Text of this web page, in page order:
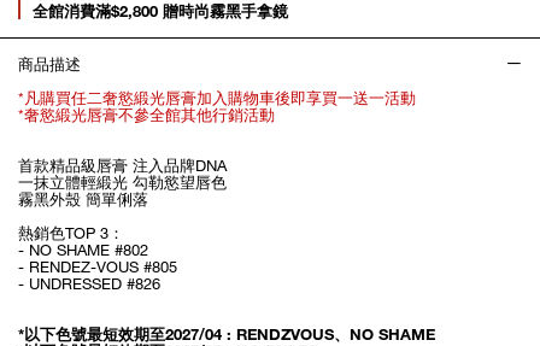
全館消費滿$2,800 贈時尚霧黑手拿鏡
商品描述
*凡購買任二奢慾緞光唇膏加入購物車後即享買一送一活動
*奢慾緞光唇膏不參全館其他行銷活動
首款精品級唇膏 注入品牌DNA
一抹立體輕緞光 勾勒慾望唇色
霧黑外殼 簡單俐落
熱銷色TOP 3：
- NO SHAME #802
- RENDEZ-VOUS #805
- UNDRESSED #826
*以下色號最短效期至2027/04 : RENDZVOUS、NO SHAME